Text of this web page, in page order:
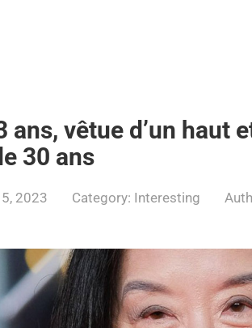
ans, vêtue d’un haut
30 ans
2023 Category: Interesting